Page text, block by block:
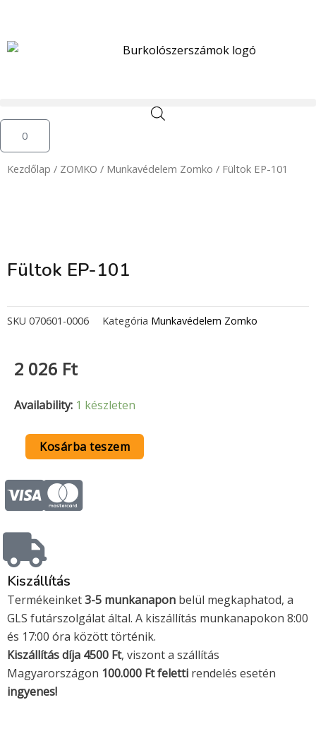
content
0
Kosár
Kezdőlap / ZOMKO / Munkavédelem Zomko / Fültok EP-101
Fültok EP-101
SKU 070601-0006 Kategória Munkavédelem Zomko
2 026 Ft
Availability: 1 készleten
Fültok
101
mennyiség
Kosárba teszem
C
c
-
v
i
s
a
C
-
m
a
s
Kiszállítás
Termékeinket3-5 munkanapon belül megkaphatod, a
GLS futárszolgálat által. A kiszállítás munkanapokon 8:00
és 17:00 óra között történik.
Kiszállítás díja 4500 Ft, viszont a szállítás
Magyarországon 100.000 Ft feletti rendelés esetén
ingyenes!